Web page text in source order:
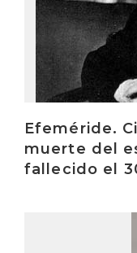
Efeméride.
muerte del
fallecido el